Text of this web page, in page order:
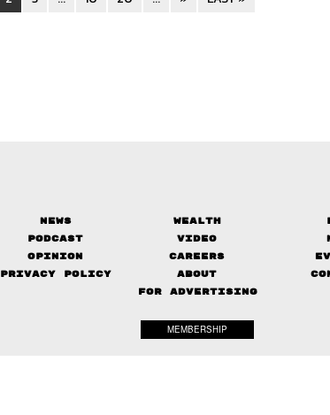
News Wealth
Podcast
Video
Opinion
Careers
Privacy Policy
About
FOR ADVERTISING
MEMBERSHIP